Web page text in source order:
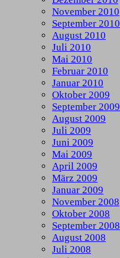
November 2010
September 2010
August 2010
Juli 2010
Mai 2010
Februar 2010
Januar 2010
Oktober 2009
September 2009
August 2009
Juli 2009
Juni 2009
Mai 2009
April 2009
März 2009
Januar 2009
November 2008
Oktober 2008
September 2008
August 2008
Juli 2008